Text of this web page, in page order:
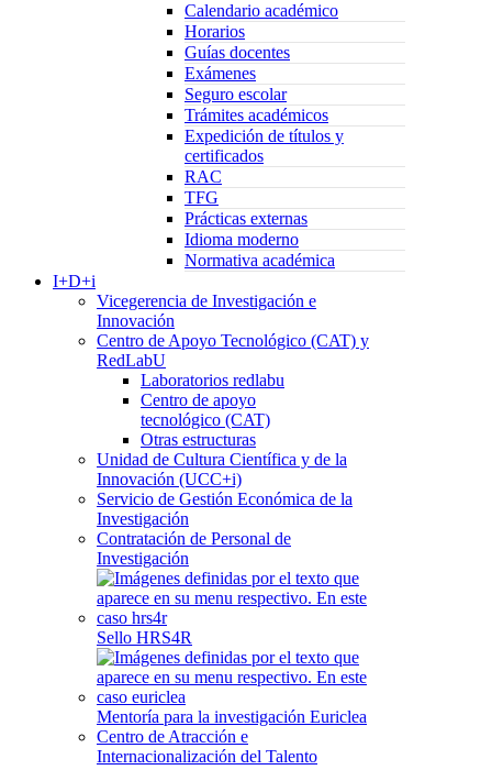
Calendario académico
Horarios
Guías docentes
Exámenes
Seguro escolar
Trámites académicos
Expedición de títulos y
certificados
RAC
TFG
Prácticas externas
Idioma moderno
Normativa académica
I+D+i
Vicegerencia de Investigación e
Innovación
Centro de Apoyo Tecnológico (CAT) y
RedLabU
Laboratorios redlabu
Centro de apoyo
tecnológico (CAT)
Otras estructuras
Unidad de Cultura Científica y de la
Innovación (UCC+i)
Servicio de Gestión Económica de la
Investigación
Contratación de Personal de
Investigación
Sello HRS4R
Mentoría para la investigación Euriclea
Centro de Atracción e
Internacionalización del Talento